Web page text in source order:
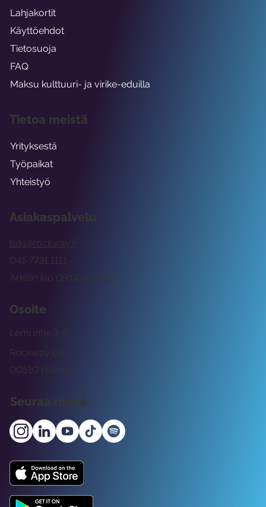
Asiakaspalvelu
tuki@rockway.fi
Arkisin klo 09:00 -15:00
045 7731 1111
Osoite
Rockway Oy
Lemuntie 3-5
00510 Helsinki
Seuraa meitä
Lahjakortit
Käyttöehdot
Tietosuoja
FAQ
Maksu kulttuuri- ja virike-eduilla
Tietoa meistä
Yrityksestä
Työpaikat
Yhteistyö